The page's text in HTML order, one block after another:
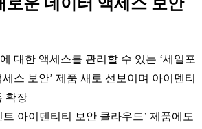
로운 데이터 액세스 보안
대한 액세스를 관리할 수 있는 ‘세일포
스 보안’ 제품 새로 선보이며 아이덴티
확장
트 아이덴티티 보안 클라우드’ 제품에도